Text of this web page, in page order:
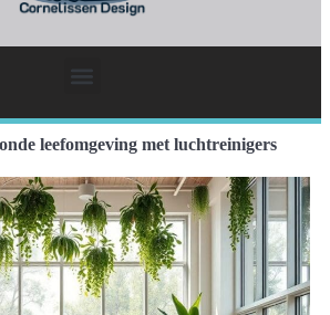
leefomgeving met luchtreinigers